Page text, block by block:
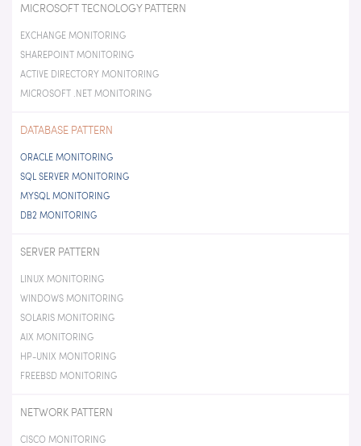
MICROSOFT TECNOLOGY PATTERN
EXCHANGE MONITORING
SHAREPOINT MONITORING
ACTIVE DIRECTORY MONITORING
MICROSOFT .NET MONITORING
DATABASE PATTERN
ORACLE MONITORING
SQL SERVER MONITORING
MYSQL MONITORING
DB2 MONITORING
SERVER PATTERN
LINUX MONITORING
WINDOWS MONITORING
SOLARIS MONITORING
AIX MONITORING
HP-UNIX MONITORING
FREEBSD MONITORING
NETWORK PATTERN
CISCO MONITORING